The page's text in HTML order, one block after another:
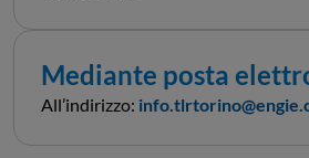
Mediante posta
All’indirizzo: